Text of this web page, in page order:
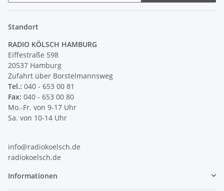
Standort
RADIO KÖLSCH HAMBURG
Eiffestraße 598
20537 Hamburg
Zufahrt über Borstelmannsweg
Tel.: 040 - 653 00 81
Fax: 040 - 653 00 80
Mo.-Fr. von 9-17 Uhr
Sa. von 10-14 Uhr
info@radiokoelsch.de
radiokoelsch.de
Informationen